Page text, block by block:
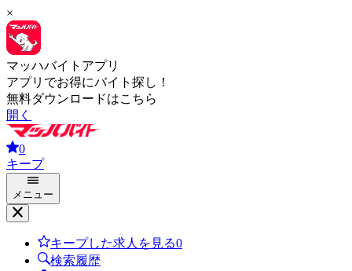
×
マッハバイトアプリ
アプリでお得にバイト探し！
無料ダウンロードはこちら
開く
0
キープ
メニュー
キープした求人を見る0
検索履歴